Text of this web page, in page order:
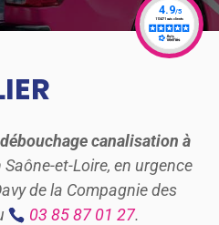
débouchage canalisation à
Saône-et-Loire, en urgence
de la Compagnie des
03 85 87 01 27.